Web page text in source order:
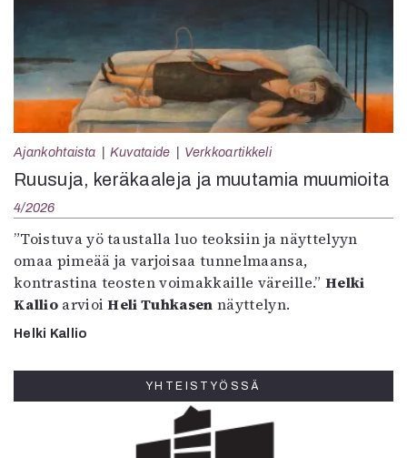
Ajankohtaista Kuvataide Verkkoartikkeli
Ruusuja, keräkaaleja ja muutamia muumioita
4/2026
”Toistuva yö taustalla luo teoksiin ja näyttelyyn
omaa pimeää ja varjoisaa tunnelmaansa,
kontrastina teosten voimakkaille väreille.”Helki
KallioarvioiHeli Tuhkasen näyttelyn.
Helki Kallio
YHTEISTYÖSSÄ